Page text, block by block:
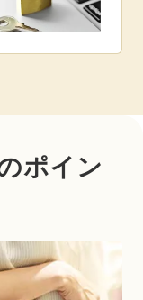
ポイン